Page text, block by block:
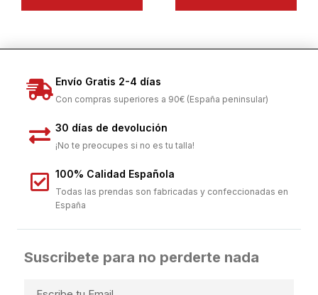
Envío Gratis 2-4 días
Con compras superiores a 90€ (España peninsular)
30 días de devolución
¡No te preocupes si no es tu talla!
100% Calidad Española
Todas las prendas son fabricadas y confeccionadas en
España
Suscribete para no perderte nada